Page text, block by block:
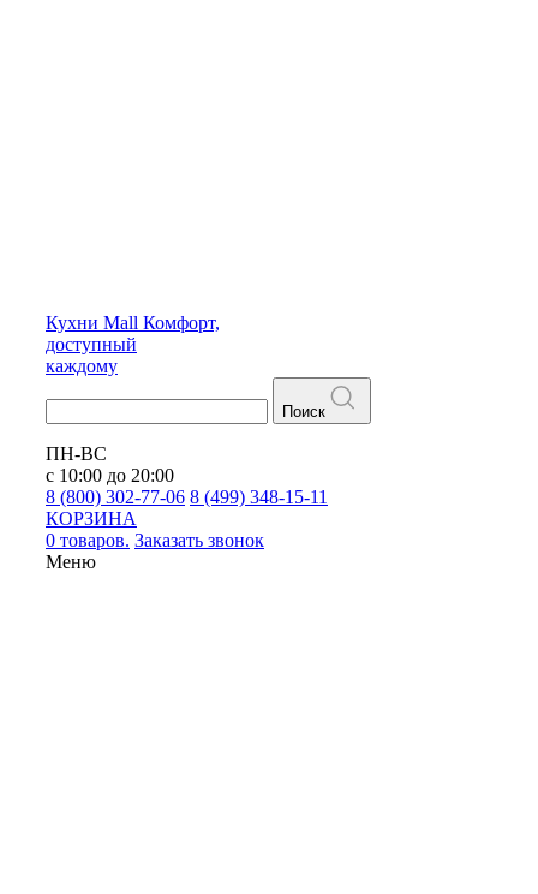
Кухни Mall Комфорт,
доступный
каждому
Поиск
ПН-ВС
с 10:00 до 20:00
8 (800) 302-77-06 8 (499) 348-15-11
КОРЗИНА
0 товаров. Заказать звонок
Меню